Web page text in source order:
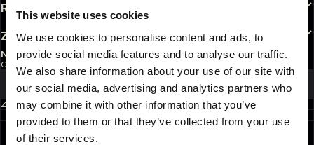
This website uses cookies
We use cookies to personalise content and ads, to
provide social media features and to analyse our traffic.
We also share information about your use of our site with
our social media, advertising and analytics partners who
may combine it with other information that you’ve
provided to them or that they’ve collected from your use
of their services.
REGULAMINY
ZAOBSERWUJ NAS
NEWSLETTER
Chcesz otrzymywać informacje o najnowszych promocjach i nowościach?
Email address
ZAREJESTRUJ SIĘ
Zapisując się do newslettera akceptujeszpolitykę prywatności.
POLAND
©1997 - 2026 PITBULL WSZELKIE PRAWA ZASTRZEŻONE.